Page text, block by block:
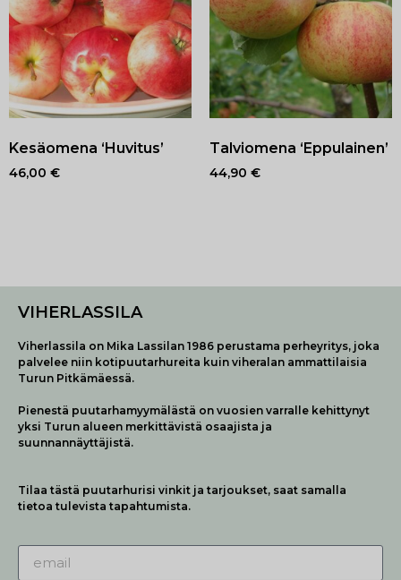
Kesäomena ‘Huvitus’
46,00 €
Talviomena ‘Eppulainen’
44,90 €
VIHERLASSILA
Viherlassila on Mika Lassilan 1986 perustama perheyritys, joka
palvelee niin kotipuutarhureita kuin viheralan ammattilaisia
Turun Pitkämäessä.
Pienestä puutarhamyymälästä on vuosien varralle kehittynyt
yksi Turun alueen merkittävistä osaajista ja
suunnannäyttäjistä.
Tilaa tästä puutarhurisi vinkit ja tarjoukset, saat samalla
tietoa tulevista tapahtumista.